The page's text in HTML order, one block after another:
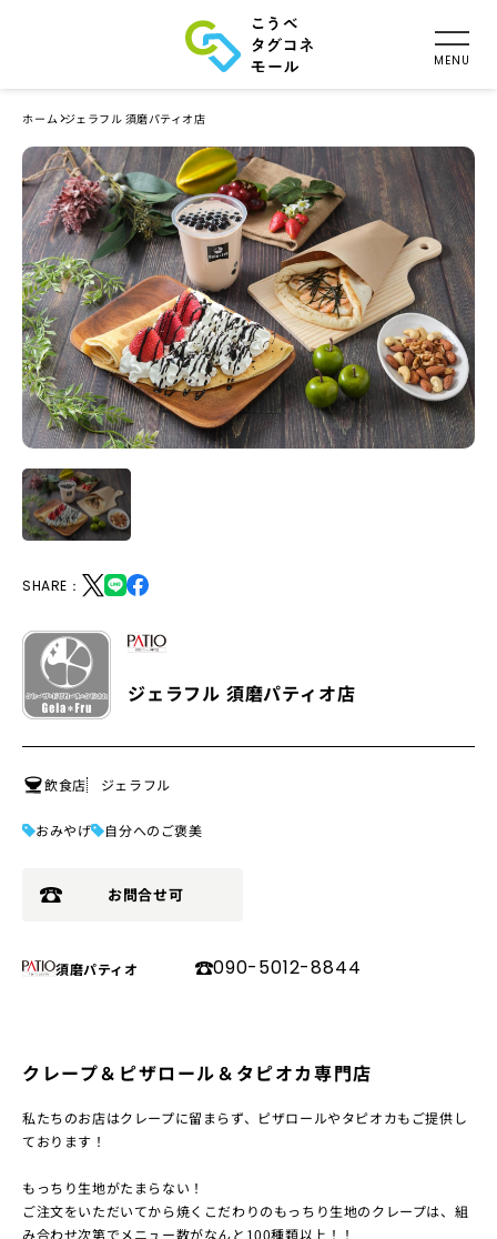
ホーム ジェラフル 須磨パティオ店
SHARE：
ジェラフル 須磨パティオ店
飲食店 ジェラフル
おみやげ 自分へのご褒美
お問合せ可
須磨パティオ 090-5012-8844
クレープ＆ピザロール＆タピオカ専門店
私たちのお店はクレープに留まらず、ピザロールやタピオカもご提供し
ております！
もっちり生地がたまらない！
ご注文をいただいてから焼くこだわりのもっちり生地のクレープは、組
み合わせ次第でメニュー数がなんと100種類以上！！